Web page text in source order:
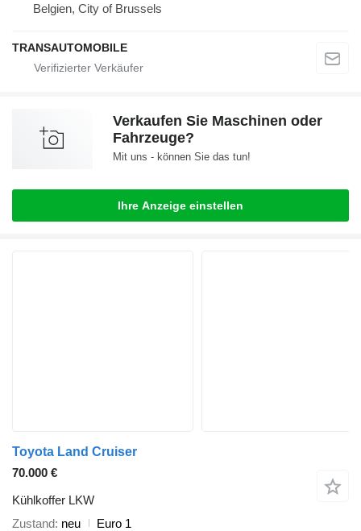
Belgien, City of Brussels
TRANSAUTOMOBILE
Verkaufen Sie Maschinen oder
Fahrzeuge?
Mit uns - können Sie das tun!
Ihre Anzeige einstellen
Toyota Land Cruiser
70.000 €
Kühlkoffer LKW
Zustand neu
Euro 1